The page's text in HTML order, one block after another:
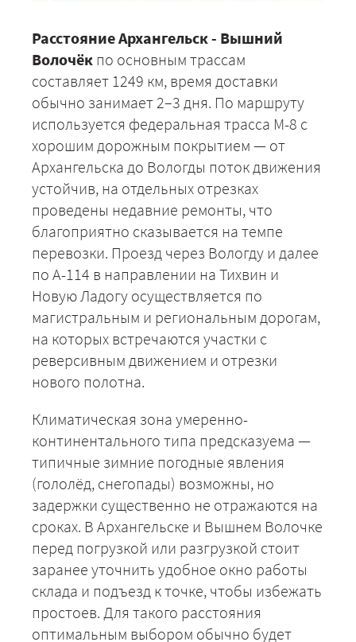
Расстояние Архангельск - Вышний
Волочёк по основным трассам
составляет 1249 км, время доставки
обычно занимает 2–3 дня. По маршруту
используется федеральная трасса М-8 с
хорошим дорожным покрытием — от
Архангельска до Вологды поток движения
устойчив, на отдельных отрезках
проведены недавние ремонты, что
благоприятно сказывается на темпе
перевозки. Проезд через Вологду и далее
по А-114 в направлении на Тихвин и
Новую Ладогу осуществляется по
магистральным и региональным дорогам,
на которых встречаются участки с
реверсивным движением и отрезки
нового полотна.
Климатическая зона умеренно-
континентального типа предсказуема —
типичные зимние погодные явления
(гололёд, снегопады) возможны, но
задержки существенно не отражаются на
сроках. В Архангельске и Вышнем Волочке
перед погрузкой или разгрузкой стоит
заранее уточнить удобное окно работы
склада и подъезд к точке, чтобы избежать
простоев. Для такого расстояния
оптимальным выбором обычно будет